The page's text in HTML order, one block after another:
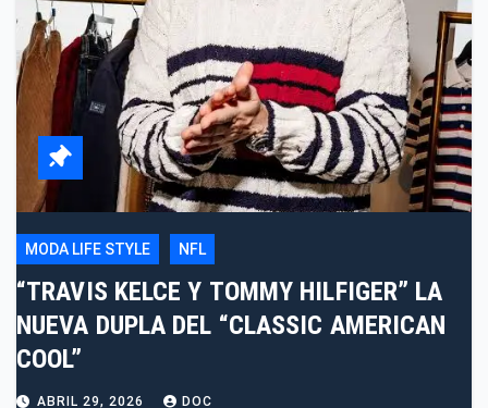
MODA LIFE STYLE NFL
“TRAVIS KELCE Y TOMMY HILFIGER” LA
NUEVA DUPLA DEL “CLASSIC AMERICAN
COOL”
ABRIL 29, 2026 DOC